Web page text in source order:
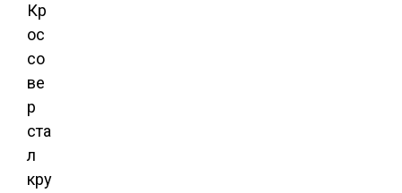
Кр
ос
со
ве
р
ста
л
кру